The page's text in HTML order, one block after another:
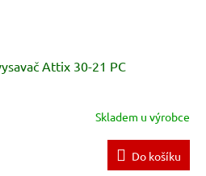
Attix 30-21 PC
Skladem u výrobce
Do košíku